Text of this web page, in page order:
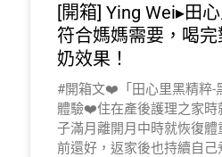
[開箱] Ying Wei▸田
符合媽媽需要，喝
奶效果！
#開箱文❤️「田心里黑精粹-
體驗❤️住在產後護理之家時
子滿月離開月中時就恢復
前還好，返家後也持續自